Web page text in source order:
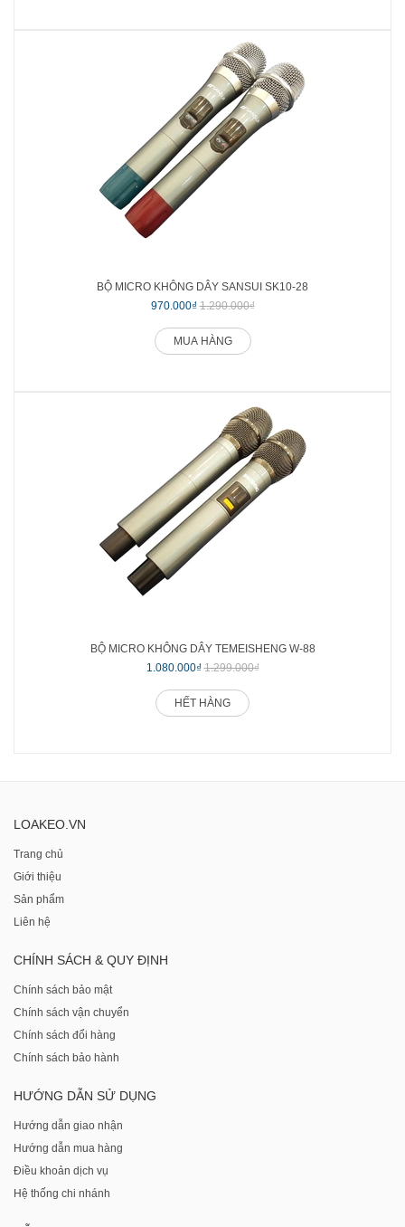
BỘ MICRO KHÔNG DÂY SANSUI SK10-28
970.000₫ 1.290.000₫
MUA HÀNG
BỘ MICRO KHÔNG DÂY TEMEISHENG W-88
1.080.000₫ 1.299.000₫
HẾT HÀNG
LOAKEO.VN
Trang chủ
Giới thiệu
Sản phẩm
Liên hệ
CHÍNH SÁCH & QUY ĐỊNH
Chính sách bảo mật
Chính sách vận chuyển
Chính sách đổi hàng
Chính sách bảo hành
HƯỚNG DẪN SỬ DỤNG
Hướng dẫn giao nhận
Hướng dẫn mua hàng
Điều khoản dịch vụ
Hệ thống chi nhánh